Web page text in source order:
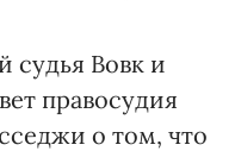
судья Вовк и
правосудия
о том, что